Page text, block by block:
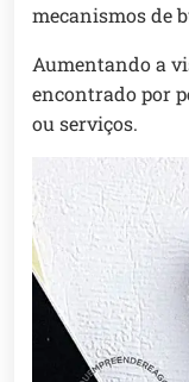
mecanismos de
Aumentando a
encontrado por
ou serviços.